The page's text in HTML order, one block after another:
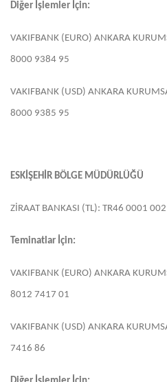
Diğer İşlemler İçin:
VAKIFBANK (EURO) ANKARA
8000 9384 95
VAKIFBANK (USD) ANKARA
8000 9385 95
ESKİŞEHİR BÖLGE MÜDÜRLÜĞÜ
ZİRAAT BANKASI (TL): TR46 0001
Teminatlar İçin:
VAKIFBANK (EURO) ANKARA
8012 7417 01
VAKIFBANK (USD) ANKARA
7416 86